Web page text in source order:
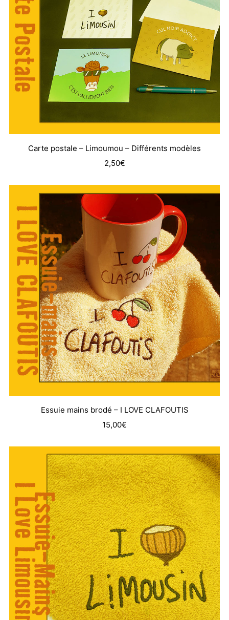
Carte postale – Limoumou – Différents modèles
2,50€
Essuie mains brodé – I LOVE CLAFOUTIS
15,00€